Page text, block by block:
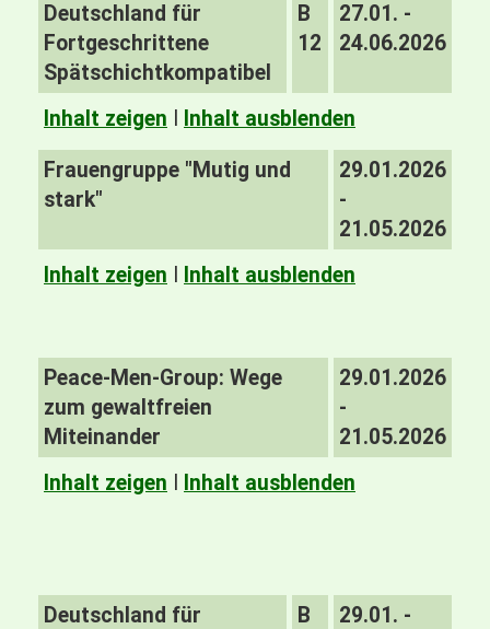
Deutschland für
Fortgeschrittene
Spätschichtkompatibel
B
12
27.01. -
24.06.2026
Inhalt zeigen Inhalt ausblenden
Frauengruppe "Mutig und
stark"
29.01.2026
-
21.05.2026
Inhalt zeigen
Inhalt ausblenden
Peace-Men-Group: Wege
zum gewaltfreien
Miteinander
29.01.2026
-
21.05.2026
Inhalt zeigen
Inhalt ausblenden
Deutschland für
B
29.01. -